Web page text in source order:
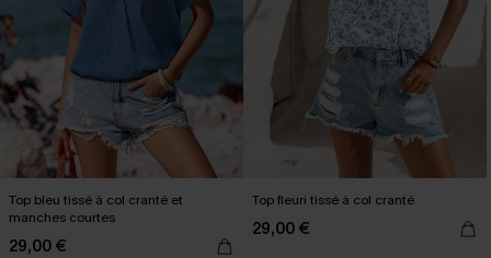
Top bleu tissé à col cranté et
manches courtes
29,00 €
Top fleuri tissé à col cranté
29,00 €